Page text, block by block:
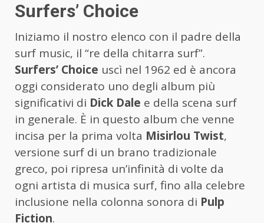
Surfers’ Choice
Iniziamo il nostro elenco con il padre della
surf music, il “re della chitarra surf”.
Surfers’ Choice uscì nel 1962 ed è ancora
oggi considerato uno degli album più
significativi di Dick Dale e della scena surf
in generale. È in questo album che venne
incisa per la prima volta Misirlou Twist,
versione surf di un brano tradizionale
greco, poi ripresa un’infinità di volte da
ogni artista di musica surf, fino alla celebre
inclusione nella colonna sonora di Pulp
Fiction.